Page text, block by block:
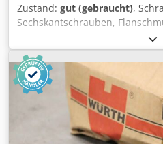
Zustand: gut (gebraucht),
Sechskantschrauben,
Bundmuttern, Solarbefestiger,
Ux Nbefx Aidjrf -
M16 / M20 730 kg -
60 250 ST / M20 x 55 DIN 933
Sechskantschrauben: DIN 931
Scheiben: Ø 21,0 mm DIN 125
komplett -
Gewicht ges.: 730 kg